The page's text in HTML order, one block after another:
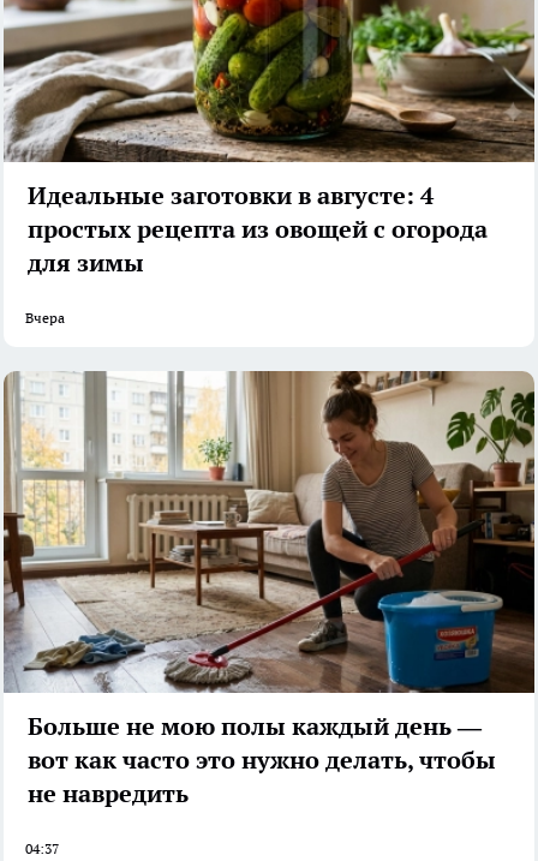
Идеальные заготовки в августе: 4
простых рецепта из овощей с огорода
для зимы
Вчера
Больше не мою полы каждый день —
вот как часто это нужно делать, чтобы
не навредить
04:37